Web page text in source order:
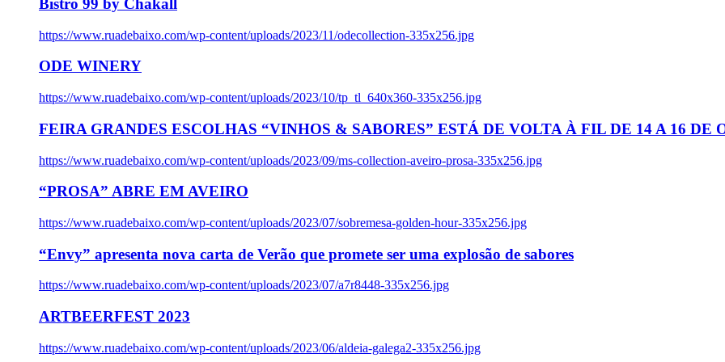
Bistro 99 by Chakall
https://www.ruadebaixo.com/wp-content/uploads/2023/11/odecollection-335x256.jpg
ODE WINERY
https://www.ruadebaixo.com/wp-content/uploads/2023/10/tp_tl_640x360-335x256.jpg
FEIRA GRANDES ESCOLHAS “VINHOS & SABORES” ESTÁ DE VOLTA À FIL DE 14 A 16 DE
https://www.ruadebaixo.com/wp-content/uploads/2023/09/ms-collection-aveiro-prosa-335x256.jpg
“PROSA” ABRE EM AVEIRO
https://www.ruadebaixo.com/wp-content/uploads/2023/07/sobremesa-golden-hour-335x256.jpg
“Envy” apresenta nova carta de Verão que promete ser uma explosão de sabores
https://www.ruadebaixo.com/wp-content/uploads/2023/07/a7r8448-335x256.jpg
ARTBEERFEST 2023
https://www.ruadebaixo.com/wp-content/uploads/2023/06/aldeia-galega2-335x256.jpg